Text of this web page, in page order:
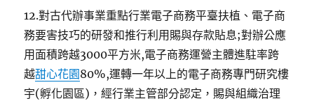
12.對古代辦事業重點行業電子商務平臺扶植、電子商
務要害技巧的研發和推行利用賜與存款貼息;對辦公應
用面積跨越3000平方米,電子商務運營主體進駐率跨
越甜心花園80%,運轉一年以上的電子商務專門研究樓
宇(孵化園區)，經行業主管部分認定，賜與組織治理